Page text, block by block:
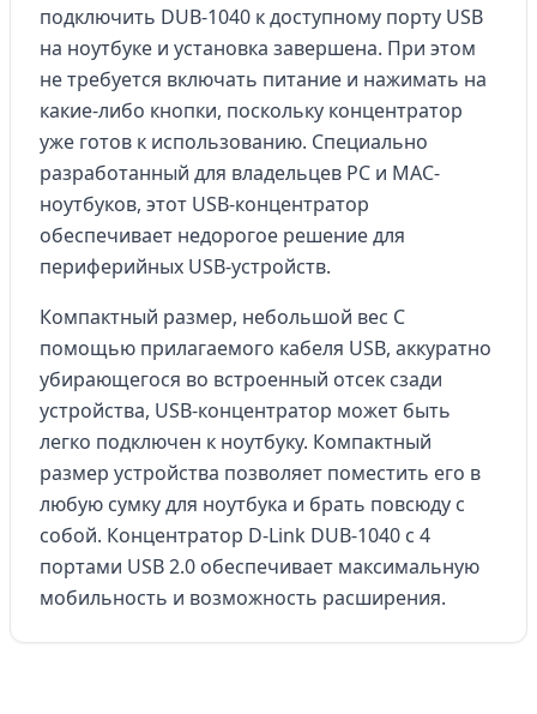
подключить DUB-1040 к доступному порту USB
на ноутбуке и установка завершена. При этом
не требуется включать питание и нажимать на
какие-либо кнопки, поскольку концентратор
уже готов к использованию. Специально
разработанный для владельцев PC и MAC-
ноутбуков, этот USB-концентратор
обеспечивает недорогое решение для
периферийных USB-устройств.
Компактный размер, небольшой вес С
помощью прилагаемого кабеля USB, аккуратно
убирающегося во встроенный отсек сзади
устройства, USB-концентратор может быть
легко подключен к ноутбуку. Компактный
размер устройства позволяет поместить его в
любую сумку для ноутбука и брать повсюду с
собой. Концентратор D-Link DUB-1040 с 4
портами USB 2.0 обеспечивает максимальную
мобильность и возможность расширения.